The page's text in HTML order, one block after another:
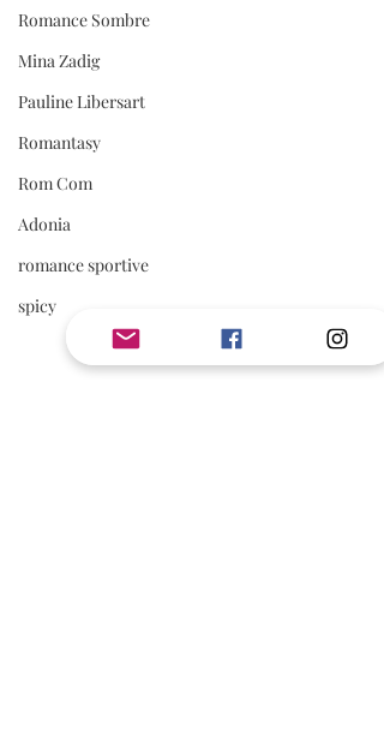
Romance Sombre
Mina Zadig
Pauline Libersart
Romantasy
Rom Com
Adonia
romance sportive
spicy